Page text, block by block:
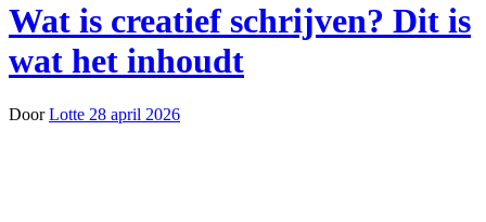
Wat is creatief schrijven? Dit is
wat het inhoudt
DoorLotte 28 april 2026